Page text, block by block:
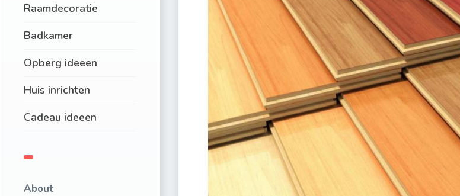
Raamdecoratie
Badkamer
Opberg ideeen
Huis inrichten
Cadeau ideeen
About